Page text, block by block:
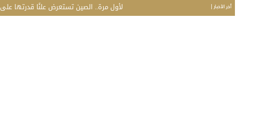
أخر الأخبار | لأول مرة.. الصين تستعرض علنًا قدرتها على